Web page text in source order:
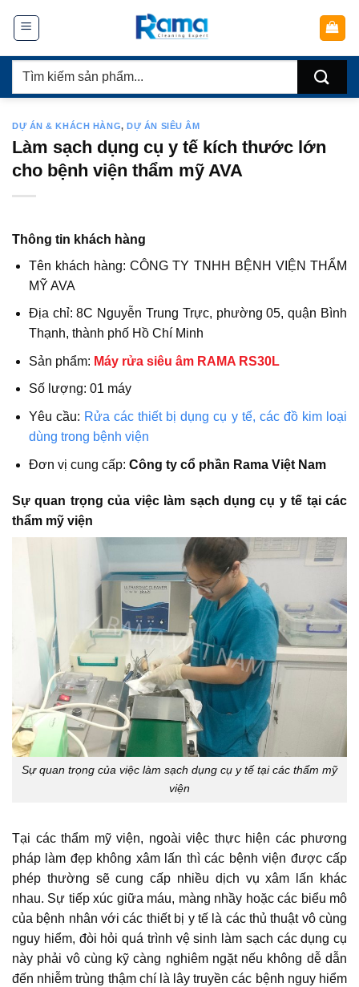
dung
Tìm
DỰ ÁN & KHÁCH HÀNG,DỰ ÁN SIÊU ÂM
Làm sạch dụng cụ y tế kích thước lớn
cho bệnh viện thẩm mỹ AVA
Thông tin khách hàng
Tên khách hàng: CÔNG TY TNHH BỆNH VIỆN THẨM
MỸ AVA
Địa chỉ: 8C Nguyễn Trung Trực, phường 05, quận Bình
Thạnh, thành phố Hồ Chí Minh
Sản phẩm: Máy rửa siêu âm RAMA RS30L
Số lượng: 01 máy
Yêu cầu: Rửa các thiết bị dụng cụ y tế, các đồ kim loại
dùng trong bệnh viện
Đơn vị cung cấp: Công ty cổ phần Rama Việt Nam
Sự quan trọng của việc làm sạch dụng cụ y tế tại các
thẩm mỹ viện
Sự quan trọng của việc làm sạch dụng cụ y tế tại các thẩm mỹ
viện
Tại các thẩm mỹ viện, ngoài việc thực hiện các phương
pháp làm đẹp không xâm lấn thì các bệnh viện được cấp
phép thường sẽ cung cấp nhiều dịch vụ xâm lấn khác
nhau. Sự tiếp xúc giữa máu, màng nhầy hoặc các biểu mô
của bệnh nhân với các thiết bị y tế là các thủ thuật vô cùng
nguy hiểm, đòi hỏi quá trình vệ sinh làm sạch các dụng cụ
này phải vô cùng kỹ càng nghiêm ngặt nếu không dễ dẫn
đến nhiễm trùng thậm chí là lây truyền các bệnh nguy hiểm